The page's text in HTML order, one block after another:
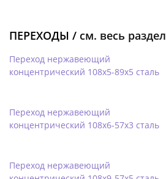
ПЕРЕХОДЫ / см. весь раздел
Переход нержавеющий
концентрический 108х5-89х5 сталь
Переход нержавеющий
концентрический 108х6-57х3 сталь
Переход нержавеющий